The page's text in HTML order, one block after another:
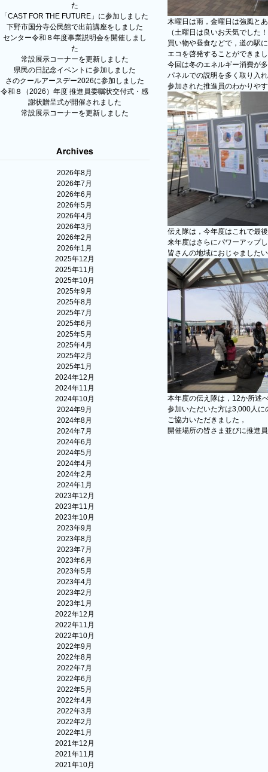
た
「CAST FOR THE FUTURE」に参加しました
下野市国分寺公民館で出前講座をしました
センター令和８年度事業説明会を開催しまし
た
常設展示コーナーを更新しました
県民の日記念イベントに参加しました
さのクールアースデー2026に参加しました
令和８（2026）年度 推進員委嘱状交付式・感
謝状贈呈式が開催されました
常設展示コーナーを更新しました
2026年8月
2026年7月
2026年6月
2026年5月
2026年4月
2026年3月
2026年2月
2026年1月
2025年12月
2025年11月
2025年10月
2025年9月
2025年8月
2025年7月
2025年6月
2025年5月
2025年4月
2025年2月
2025年1月
2024年12月
2024年11月
2024年10月
2024年9月
2024年8月
2024年7月
2024年6月
2024年5月
2024年4月
2024年2月
2024年1月
2023年12月
2023年11月
2023年10月
2023年9月
2023年8月
2023年7月
2023年6月
2023年5月
2023年4月
2023年2月
2023年1月
2022年12月
2022年11月
2022年10月
2022年9月
2022年8月
2022年7月
2022年6月
2022年5月
2022年4月
2022年3月
2022年2月
2022年1月
2021年12月
2021年11月
2021年10月
木曜日は雨，金曜日は強風と
（土曜日は良いお天気でした
買い物や昼食などで，道の駅
エコを啓発することができま
今回は冬のエネルギー消費が
パネルでの説明を多く取り入
参加された推進員のわかりや
伝え隊は，今年度はこれで最
来年度はさらにパワーアップ
皆さんの地域におじゃました
本年度の伝え隊は，12か所述
参加いただいた方は3,000人に
ご協力いただきました，
開催場所の皆さま並びに推進